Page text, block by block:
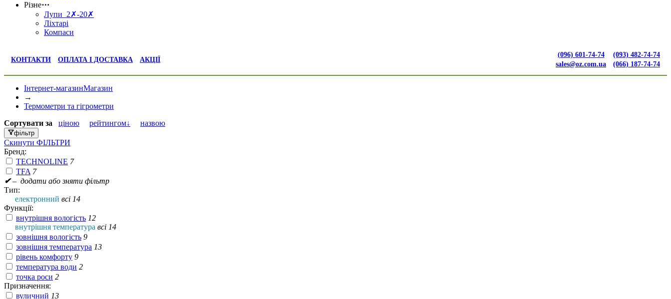
Різне⋯
Лупи 2✗-20✗
Ліхтарі
Компаси
КОНТАКТИ ОПЛАТА І ДОСТАВКА АКЦІЇ
(096) 601-74-74
sales@oz.com.ua
(093) 482-74-74
(066) 187-74-74
Інтернет-магазинМагазин
→
Термометри та гігрометри
Сортувати за ціною рейтингом↓ назвою
фільтр
Скинути ФІЛЬТРИ
Бренд:
TECHNOLINE 7
TFA 7
✔– додати або зняти фільтр
Тип:
електронний всі 14
Функції:
внутрішня вологість 12
внутрішня температура всі 14
зовнішня вологість 9
зовнішня температура 13
рівень комфорту 9
температура води 2
точка роси 2
Призначення:
вуличний 13